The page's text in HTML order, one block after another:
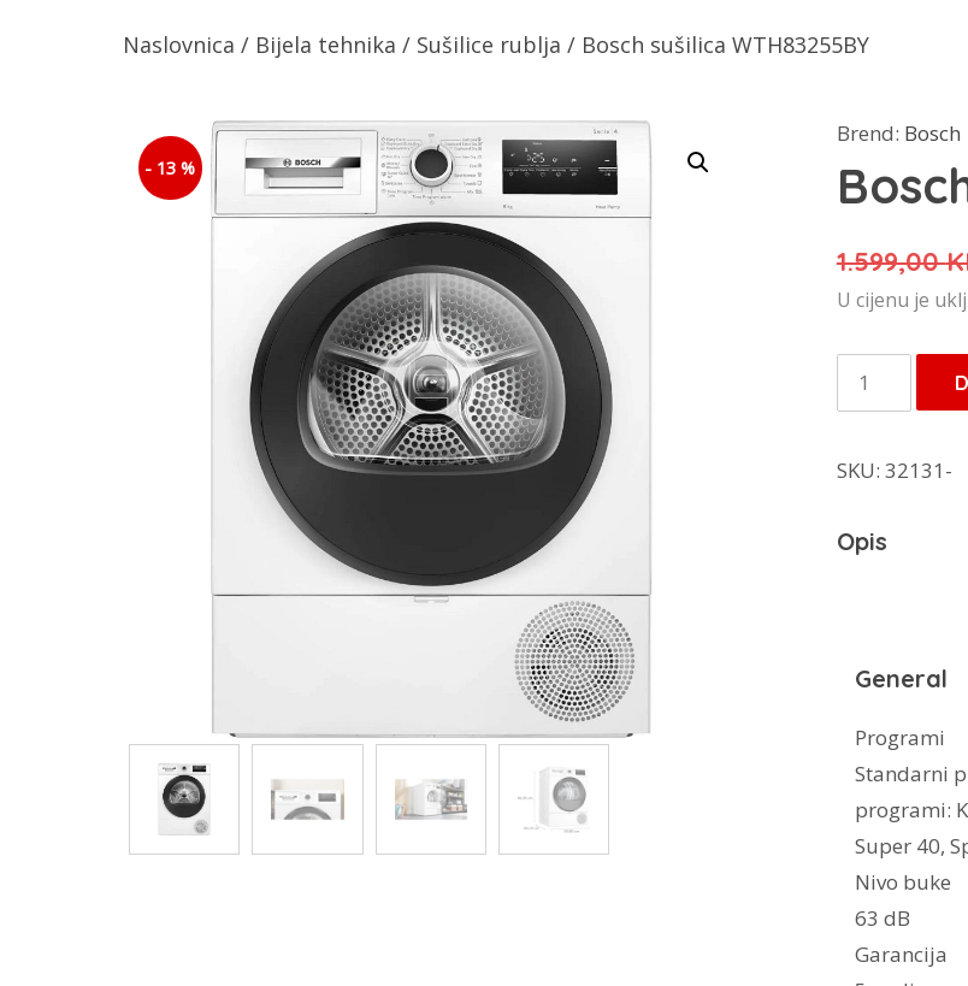
Naslovnica / Bijela tehnika / Sušilice rublja / Bosch sušilica WTH83255BY
- 13 %
Brend: Bosch
1.599,00
U cijenu je
Bosch
sušilica
količina
SKU: 32131-
Opis
General
Programi
Standarni
programi:
Super 40,
Nivo buke
63 dB
Garancija